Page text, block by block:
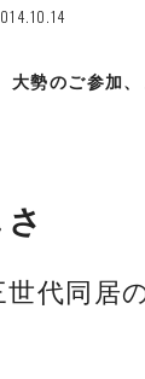
大勢のご参加
代同居